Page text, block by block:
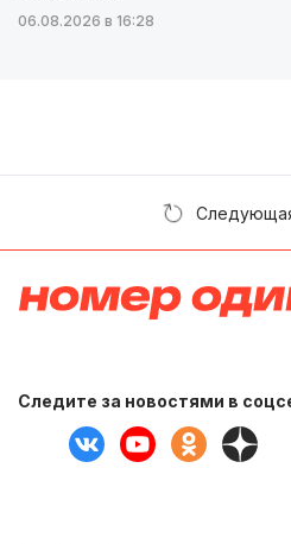
06.08.2026 в 16:28
Следите за новостями в